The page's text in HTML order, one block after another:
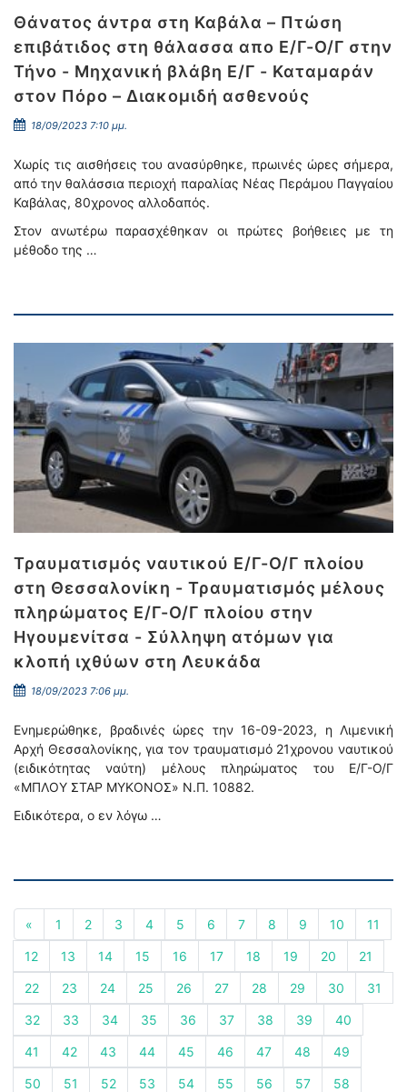
Θάνατος άντρα στη Καβάλα – Πτώση
επιβάτιδος στη θάλασσα απο Ε/Γ-Ο/Γ στην
Τήνο - Μηχανική βλάβη Ε/Γ - Καταμαράν
στον Πόρο – Διακομιδή ασθενούς
18/09/2023 7:10 μμ.
Χωρίς τις αισθήσεις του ανασύρθηκε, πρωινές ώρες σήμερα,
από την θαλάσσια περιοχή παραλίας Νέας Περάμου Παγγαίου
Καβάλας, 80χρονος αλλοδαπός.
Στον ανωτέρω παρασχέθηκαν οι πρώτες βοήθειες με τη
μέθοδο της …
Τραυματισμός ναυτικού Ε/Γ-Ο/Γ πλοίου
στη Θεσσαλονίκη - Τραυματισμός μέλους
πληρώματος Ε/Γ-Ο/Γ πλοίου στην
Ηγουμενίτσα - Σύλληψη ατόμων για
κλοπή ιχθύων στη Λευκάδα
18/09/2023 7:06 μμ.
Ενημερώθηκε, βραδινές ώρες την 16-09-2023, η Λιμενική
Αρχή Θεσσαλονίκης, για τον τραυματισμό 21χρονου ναυτικού
(ειδικότητας ναύτη) μέλους πληρώματος του Ε/Γ-Ο/Γ
«ΜΠΛΟΥ ΣΤΑΡ ΜΥΚΟΝΟΣ» Ν.Π. 10882.
Ειδικότερα, ο εν λόγω …
« 1 2 3 4 5 6 7 8 9 10 11
12 13 14 15 16 17 18 19 20 21
22 23 24 25 26 27 28 29 30 31
32 33 34 35 36 37 38 39 40
41 42 43 44 45 46 47 48 49
50 51 52 53 54 55 56 57 58